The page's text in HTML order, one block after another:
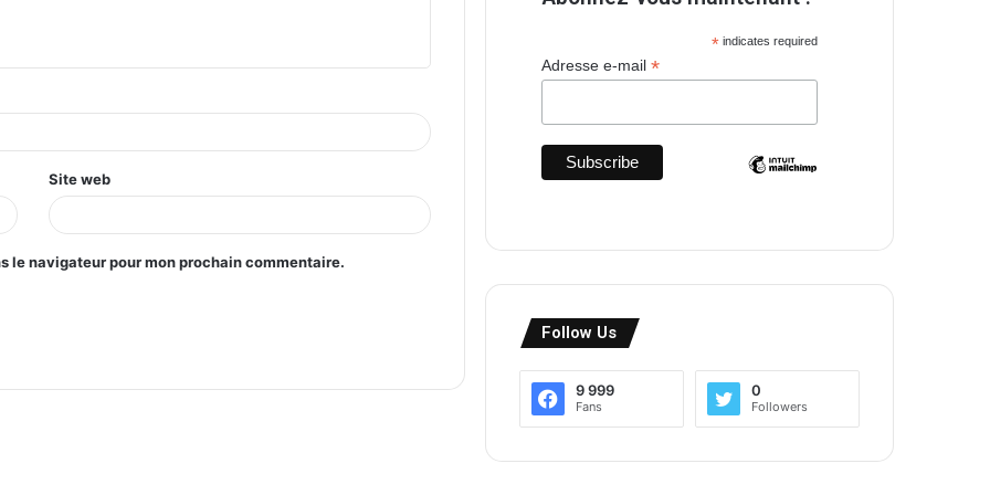
Site web
le navigateur pour mon prochain commentaire.
*indicates required
Adresse e-mail*
Follow Us
9 999
Fans
0
Followers